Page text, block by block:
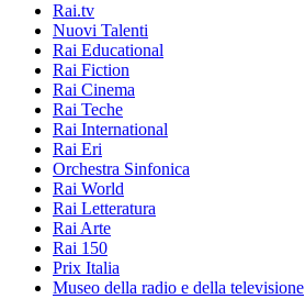
Rai.tv
Nuovi Talenti
Rai Educational
Rai Fiction
Rai Cinema
Rai Teche
Rai International
Rai Eri
Orchestra Sinfonica
Rai World
Rai Letteratura
Rai Arte
Rai 150
Prix Italia
Museo della radio e della televisione